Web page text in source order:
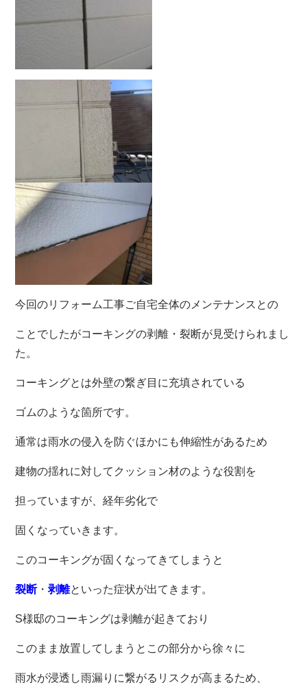
今回のリフォーム工事ご自宅全体のメンテナンスとの
ことでしたがコーキングの剥離・裂断が見受けられまし
た。
コーキングとは外壁の繋ぎ目に充填されている
ゴムのような箇所です。
通常は雨水の侵入を防ぐほかにも伸縮性があるため
建物の揺れに対してクッション材のような役割を
担っていますが、経年劣化で
固くなっていきます。
このコーキングが固くなってきてしまうと
裂断・剥離といった症状が出てきます。
S様邸のコーキングは剥離が起きており
このまま放置してしまうとこの部分から徐々に
雨水が浸透し雨漏りに繋がるリスクが高まるため、